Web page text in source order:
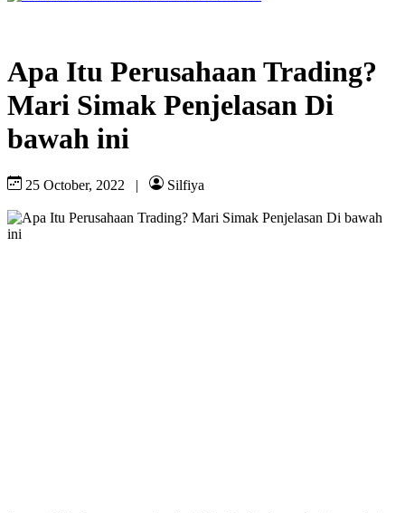
Apa Itu Perusahaan Trading?
Mari Simak Penjelasan Di
bawah ini
25 October, 2022 | Silfiya